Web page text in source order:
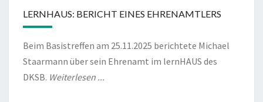
LERNHAUS: BERICHT EINES EHRENAMTLERS
Beim Basistreffen am 25.11.2025 berichtete Michael
Staarmann über sein Ehrenamt im lernHAUS des
DKSB. Weiterlesen ...